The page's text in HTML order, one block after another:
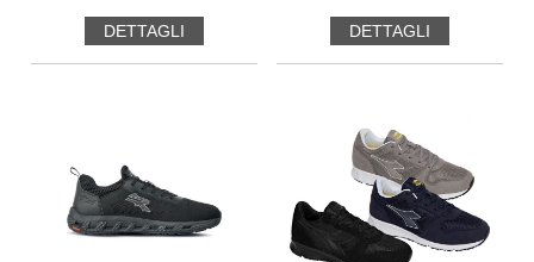
DETTAGLI DETTAGLI